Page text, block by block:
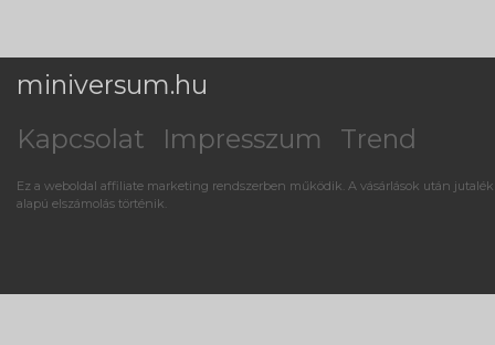
miniversum.hu
Kapcsolat
Impresszum Trend
Ez a weboldal affiliate marketing rendszerben működik. A vásárlások után jutalék
alapú elszámolás történik.